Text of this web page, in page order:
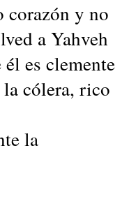
corazón y no
a Yahveh
es clemente
cólera, rico
la